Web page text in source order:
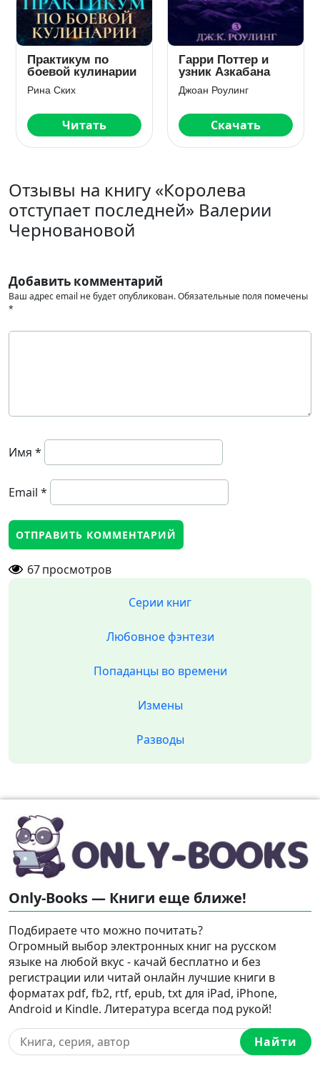
Практикум по
боевой кулинарии
Рина Ских
Читать
Гарри Поттер и
узник Азкабана
Джоан Роулинг
Скачать
Отзывы на книгу «Королева
отступает последней» Валерии
Черновановой
Добавить комментарий
Ваш адрес email не будет опубликован.Обязательные поля помечены
*
Имя *
Email *
67просмотров
Серии книг
Любовное фэнтези
Попаданцы во времени
Измены
Разводы
Only-Books — Книги еще ближе!
Подбираете что можно почитать?
Огромный выбор электронных книг на русском
языке на любой вкус - качай бесплатно и без
регистрации или читай онлайн лучшие книги в
форматах pdf, fb2, rtf, epub, txt для iPad, iPhone,
Android и Kindle. Литература всегда под рукой!
Найти